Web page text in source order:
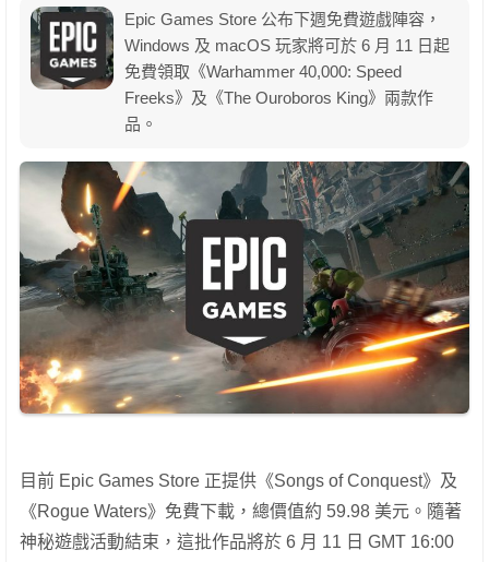
Epic Games Store 公布下週免費遊戲陣容，
Windows 及 macOS 玩家將可於 6 月 11 日起
免費領取《Warhammer 40,000: Speed
Freeks》及《The Ouroboros King》兩款作
品。
目前 Epic Games Store 正提供《Songs of Conquest》及
《Rogue Waters》免費下載，總價值約 59.98 美元。隨著
神秘遊戲活動結束，這批作品將於 6 月 11 日 GMT 16:00